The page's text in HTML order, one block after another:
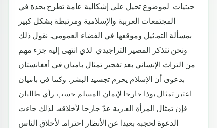
حيثيات الموضوع تحيل على إشكالية عامة تطرح بحدة في
المجتمعات العربية والإسلامية ومرتبطة بشكل كبير
بمسألة التماثيل وموقعها في الفضاء العمومي. نقول ذلك
ونحن نتذكر المصير التراجيدي الذي انتهى إليه جزء مهم
من التراث الإنساني بعد تفجير تمثال باميان في أفغانستان
بدعوى أن الإسلام يحرم تجسيد البشر. وكما في باميان
اعتبر تمثال بوذا جارحا لإيمان المسلم حسب رأي طالبان
فإن تمثال المرأة العارية عدّ جارحا لأخلاقه. لذلك جاءت
الدعوة لحجبه بعيدا عن الأنظار احتراما لأخلاق الناس